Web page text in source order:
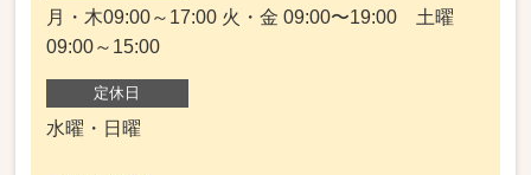
月・木09:00～17:00 火・金 09:00〜19:00 土曜
09:00～15:00
定休日
水曜・日曜